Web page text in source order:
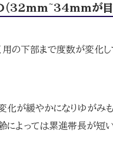
（32mm~34mmが目
用の下部まで度数が変化
が緩やかになりゆがみ
によっては累進帯長が短